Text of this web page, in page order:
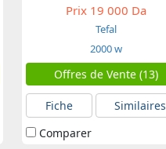
Prix19 000 Da
Tefal
2000 w
Offres de Vente (13)
Fiche
Similaires
Comparer